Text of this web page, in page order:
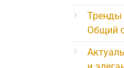
Тренды
Общий